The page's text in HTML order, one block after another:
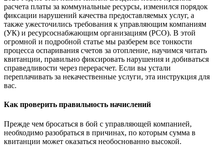
расчета платы за коммунальные ресурсы, изменился порядок
фиксации нарушений качества предоставляемых услуг, а
также ужесточились требования к управляющим компаниям
(УК) и ресурсоснабжающим организациям (РСО). В этой
огромной и подробной статье мы разберем все тонкости
процесса оспаривания счетов за отопление, научимся читать
квитанции, правильно фиксировать нарушения и добиваться
справедливости через перерасчет. Если вы устали
переплачивать за некачественные услуги, эта инструкция для
вас.
Как проверить правильность начислений
Прежде чем бросаться в бой с управляющей компанией,
необходимо разобраться в причинах, по которым сумма в
квитанции может оказаться необоснованно высокой.